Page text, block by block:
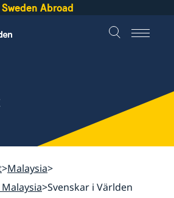
Sweden Abroad
Malaysia
Svenskar i Världen